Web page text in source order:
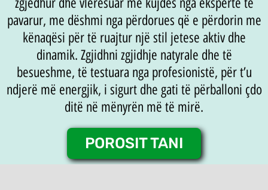
pavarur, me dëshmi nga përdorues që e përdorin me
kënaqësi për të ruajtur një stil jetese aktiv dhe
dinamik. Zgjidhni zgjidhje natyrale dhe të
besueshme, të testuara nga profesionistë, për t’u
ndjerë më energjik, i sigurt dhe gati të përballoni çdo
ditë në mënyrën më të mirë.
POROSIT TANI